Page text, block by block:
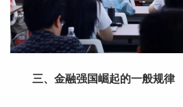
三、金融强国崛起的一般规律